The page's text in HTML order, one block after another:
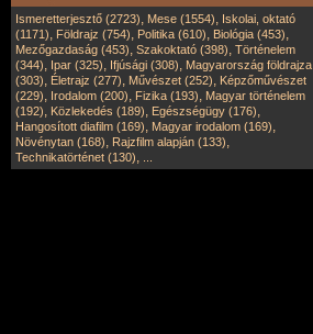
Ismeretterjesztő (2723), Mese (1554), Iskolai, oktató
(1171), Földrajz (754), Politika (610), Biológia (453),
Mezőgazdaság (453), Szakoktató (398), Történelem
(344), Ipar (325), Ifjúsági (308), Magyarország földrajza
(303), Életrajz (277), Művészet (252), Képzőművészet
(229), Irodalom (200), Fizika (193), Magyar történelem
(192), Közlekedés (189), Egészségügy (176),
Hangosított diafilm (169), Magyar irodalom (169),
Növénytan (168), Rajzfilm alapján (133),
Technikatörténet (130),